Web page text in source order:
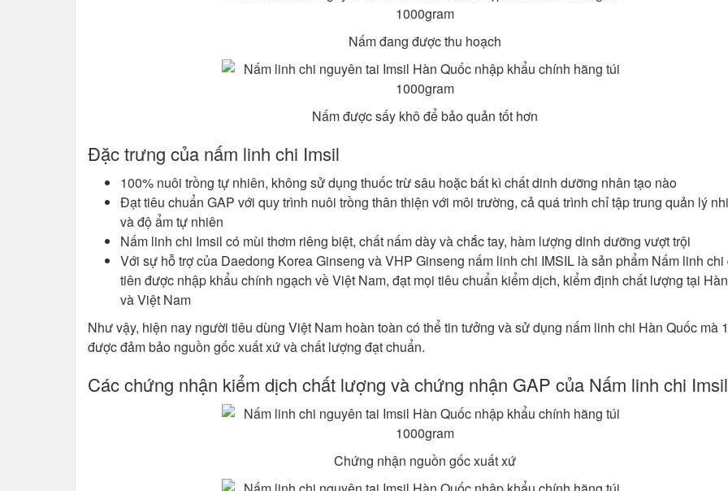
Nấm đang được thu hoạch
Nấm được sấy khô để bảo quản tốt hơn
Đặc trưng của nấm linh chi Imsil
100% nuôi trồng tự nhiên, không sử dụng thuốc trừ sâu hoặc bất kì chất dinh dưỡng nhân tạo nào
Đạt tiêu chuẩn GAP với quy trình nuôi trồng thân thiện với môi trường, cả quá trình chỉ tập trung quản lý
và độ ẩm tự nhiên
Nấm linh chi Imsil có mùi thơm riêng biệt, chất nấm dày và chắc tay, hàm lượng dinh dưỡng vượt trội
Với sự hỗ trợ của Daedong Korea Ginseng và VHP Ginseng nấm linh chi IMSIL là sản phẩm Nấm linh chi
tiên được nhập khẩu chính ngạch về Việt Nam, đạt mọi tiêu chuẩn kiểm dịch, kiểm định chất lượng tại
và Việt Nam
Như vậy, hiện nay người tiêu dùng Việt Nam hoàn toàn có thể tin tưởng và sử dụng nấm linh chi Hàn Quốc mà
được đảm bảo nguồn gốc xuất xứ và chất lượng đạt chuẩn.
Các chứng nhận kiểm dịch chất lượng và chứng nhận GAP của Nấm linh chi Imsil
Chứng nhận nguồn gốc xuất xứ